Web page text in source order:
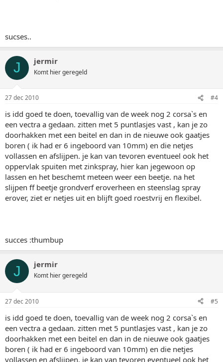
sucses..
J jermir
Komt hier geregeld
27 dec 2010 #4
is idd goed te doen, toevallig van de week nog 2 corsa`s en
een vectra a gedaan. zitten met 5 puntlasjes vast , kan je zo
doorhakken met een beitel en dan in de nieuwe ook gaatjes
boren ( ik had er 6 ingeboord van 10mm) en die netjes
vollassen en afslijpen. je kan van tevoren eventueel ook het
oppervlak spuiten met zinkspray, hier kan jegewoon op
lassen en het beschemt meteen weer een beetje. na het
slijpen ff beetje grondverf eroverheen en steenslag spray
erover, ziet er netjes uit en blijft goed roestvrij en flexibel.
succes :thumbup
J jermir
Komt hier geregeld
27 dec 2010 #5
is idd goed te doen, toevallig van de week nog 2 corsa`s en
een vectra a gedaan. zitten met 5 puntlasjes vast , kan je zo
doorhakken met een beitel en dan in de nieuwe ook gaatjes
boren ( ik had er 6 ingeboord van 10mm) en die netjes
vollassen en afslijpen. je kan van tevoren eventueel ook het